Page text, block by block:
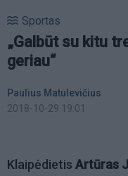
Sportas
„Galbūt su kitu
geriau“
Paulius Matulevičius
2018-10-29 19:01
Klaipėdietis Artūras